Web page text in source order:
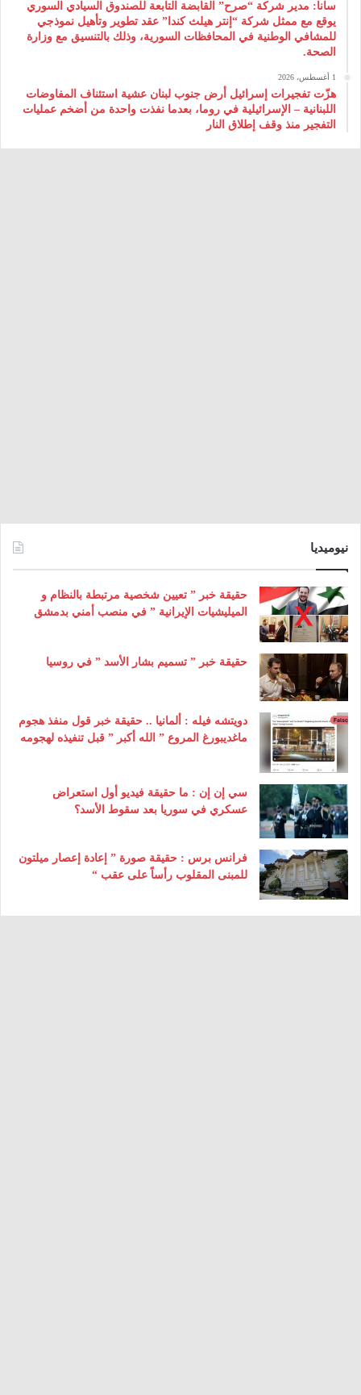
سانا: مدير شركة “صرح” القابضة التابعة للصندوق السيادي السوري
يوقع مع ممثل شركة “إنتر هيلث كندا” عقد تطوير وتأهيل نموذجي
للمشافي الوطنية في المحافظات السورية، وذلك بالتنسيق مع وزارة
الصحة.
1 أغسطس، 2026
هزّت تفجيرات إسرائيل أرض جنوب لبنان عشية استئناف المفاوضات
اللبنانية – الإسرائيلية في روما، بعدما نفذت واحدة من أضخم عمليات
التفجير منذ وقف إطلاق النار
نيوميديا
حقيقة خبر ” تعيين شخصية مرتبطة بالنظام و
الميليشيات الإيرانية ” في منصب أمني بدمشق
حقيقة خبر ” تسميم بشار الأسد ” في روسيا
دويتشه فيله : ألمانيا .. حقيقة خبر قول منفذ هجوم
ماغديبورغ المروع ” الله أكبر ” قبل تنفيذه لهجومه
سي إن إن : ما حقيقة فيديو أول استعراض
عسكري في سوريا بعد سقوط الأسد؟
فرانس برس : حقيقة صورة ” إعادة إعصار ميلتون
للمبنى المقلوب رأساً على عقب “